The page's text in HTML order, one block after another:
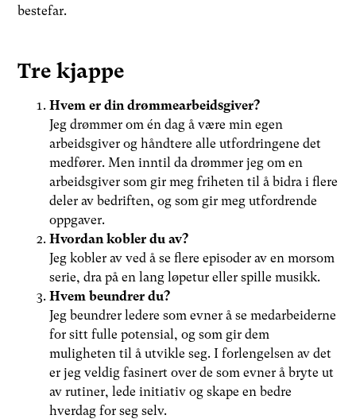
bestefar.
Tre kjappe
Hvem er din drømmearbeidsgiver?
Jeg drømmer om én dag å være min egen
arbeidsgiver og håndtere alle utfordringene det
medfører. Men inntil da drømmer jeg om en
arbeidsgiver som gir meg friheten til å bidra i flere
deler av bedriften, og som gir meg utfordrende
oppgaver.
Hvordan kobler du av?
Jeg kobler av ved å se flere episoder av en morsom
serie, dra på en lang løpetur eller spille musikk.
Hvem beundrer du?
Jeg beundrer ledere som evner å se medarbeiderne
for sitt fulle potensial, og som gir dem
muligheten til å utvikle seg. I forlengelsen av det
er jeg veldig fasinert over de som evner å bryte ut
av rutiner, lede initiativ og skape en bedre
hverdag for seg selv.